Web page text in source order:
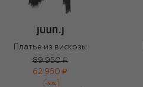
Платье из вискозы
89 950 ₽
62 950 ₽
-30%